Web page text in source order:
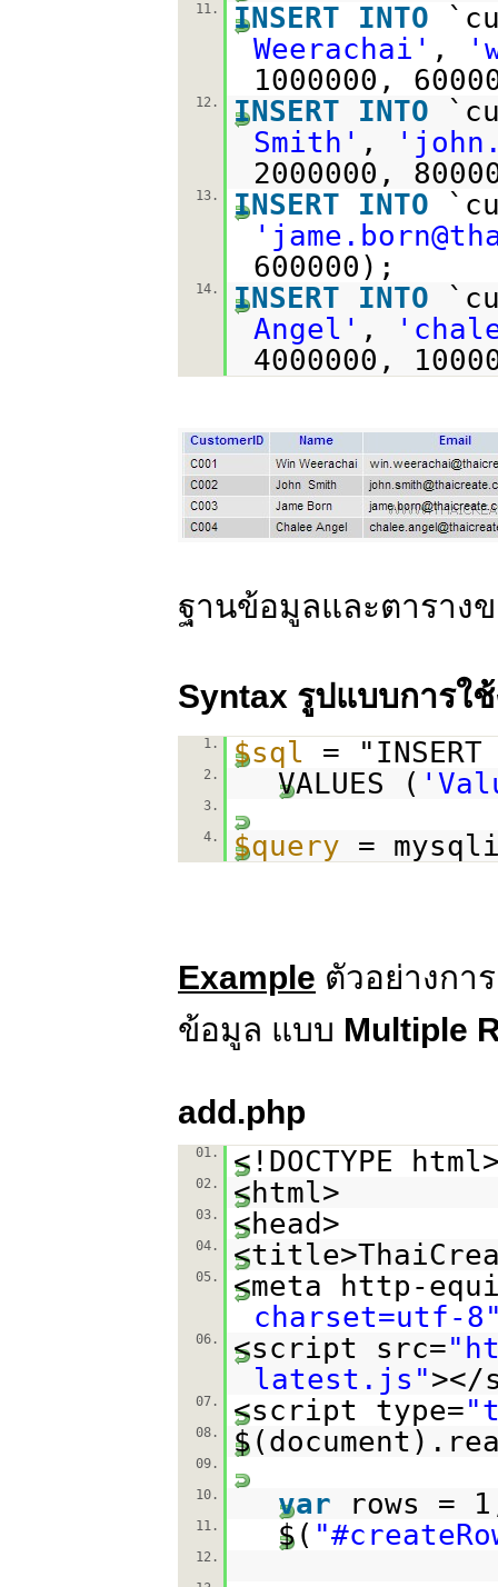
11.
INSERT INTO
Weerachai' ,
1000000,
12. INSERT INTO
Smith' ,
2000000,
13. INSERT INTO
600000);
14. INSERT INTO
Angel' ,
4000000,
ฐานข้อมูลและตาราง
Syntax รูปแบบการใ
1. $sql =
2. VALUES (
3.
4.
$query =
Example ตัวอย่างกา
ข้อมูล แบบ Multiple
add.php
01. <!DOCTYPE
02. <html>
03. <head>
04.
05.
<meta http-
charset=utf-
06. <script src="
latest.js "></
07. <script type=
08.
09.
10.
var rows =
11. $(
12.